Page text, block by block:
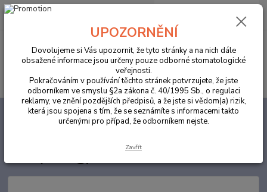
Menu
Hledat
0,00 Kč
ORDINACE Cavex Impressional - Normal Set 1ks (500 g)
UPOZORNĚNÍ
Dovolujeme si Vás upozornit, že tyto stránky a na nich dále
obsažené informace jsou určeny pouze odborné stomatologické
veřejnosti.
Pokračováním v používání těchto stránek potvrzujete, že jste
odborníkem ve smyslu §2a zákona č. 40/1995 Sb., o regulaci
reklamy, ve znění pozdějších předpisů, a že jste si vědom(a) rizik,
která jsou spojena s tím, že se seznámíte s informacemi takto
určenými pro případ, že odborníkem nejste.
Zavřít